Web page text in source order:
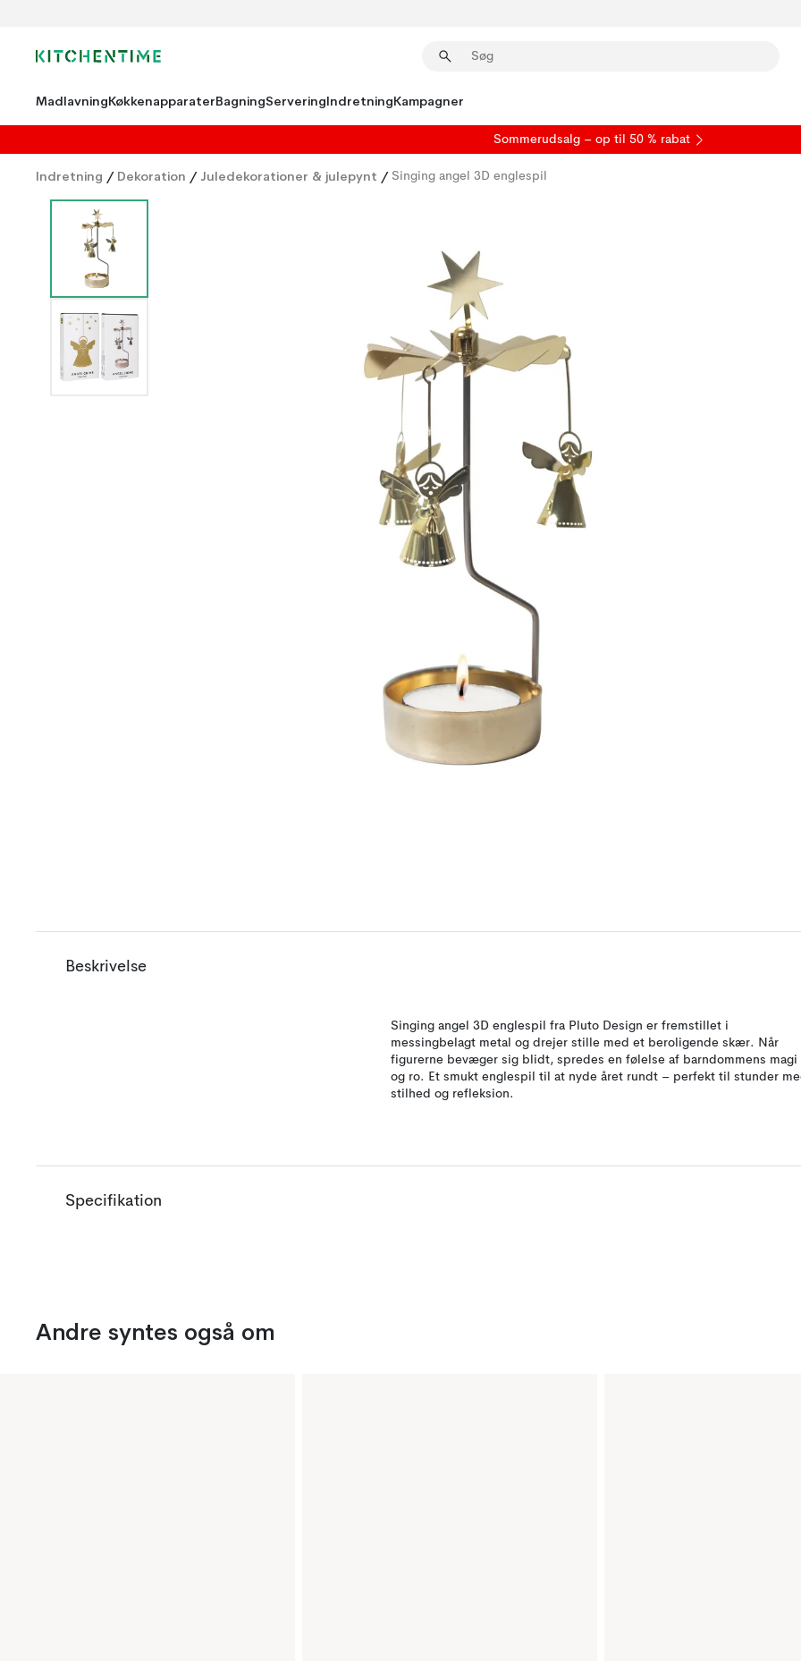
MadlavningKøkkenapparaterBagningServeringIndretningKampagner
Sommerudsalg – op til 50 % rabat
Indretning / Dekoration / Juledekorationer & julepynt / Singing angel 3D englespil
Beskrivelse
Singing angel 3D englespil fra Pluto Design er fremstillet i
messingbelagt metal og drejer stille med et beroligende skær. Når
figurerne bevæger sig blidt, spredes en følelse af barndommens magi
og ro. Et smukt englespil til at nyde året rundt – perfekt til stunder
stilhed og refleksion.
Specifikation
Andre syntes også om